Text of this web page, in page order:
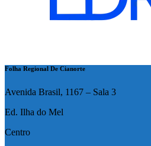
Folha Regional De Cianorte
Avenida Brasil, 1167 – Sala 3
Ed. Ilha do Mel
Centro